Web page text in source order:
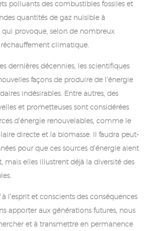
polluants des combustibles fossiles et
quantités de gaz nuisible à
qui provoque, selon de nombreux
climatique.
dernières décennies, les scientifiques
façons de produire de l’énergie
indésirables. Entre autres, des
et prometteuses sont considérées
d’énergie renouvelables, comme le
directe et la biomasse. Il faudra peut-
pour que ces sources d’énergie aient
mais elles illustrent déjà la diversité des
l’esprit et conscients des conséquences
apporter aux générations futures, nous
et à transmettre en permanence